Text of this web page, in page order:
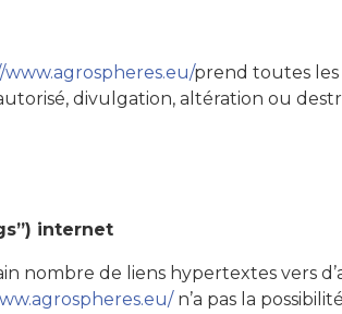
www.agrospheres.eu/prend toutes les
divulgation, altération ou
internet
nombre de liens hypertextes vers
n’a pas la